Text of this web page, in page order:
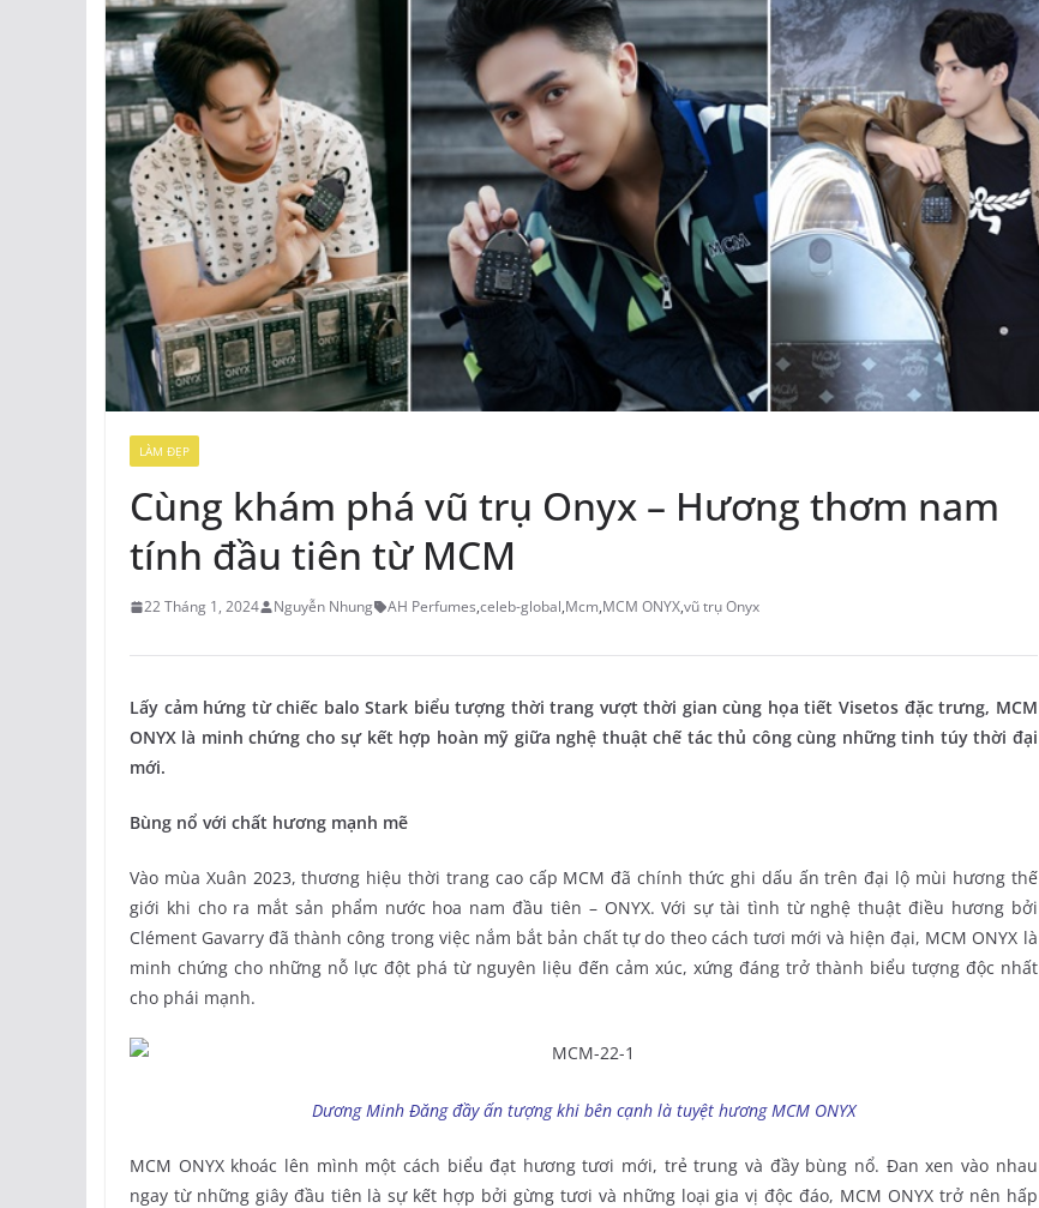
LÀM ĐẸP
Cùng khám phá vũ trụ Onyx – Hương thơm nam
tính đầu tiên từ MCM
22 Tháng 1, 2024 Nguyễn Nhung AH Perfumes,celeb-global,Mcm,MCM ONYX,vũ trụ Onyx
Lấy cảm hứng từ chiếc balo Stark biểu tượng thời trang vượt thời gian cùng họa tiết Visetos đặc trưng, MCM
ONYX là minh chứng cho sự kết hợp hoàn mỹ giữa nghệ thuật chế tác thủ công cùng những tinh túy thời đại
mới.
Bùng nổ với chất hương mạnh mẽ
Vào mùa Xuân 2023, thương hiệu thời trang cao cấp MCM đã chính thức ghi dấu ấn trên đại lộ mùi hương thế
giới khi cho ra mắt sản phẩm nước hoa nam đầu tiên – ONYX. Với sự tài tình từ nghệ thuật điều hương bởi
Clément Gavarry đã thành công trong việc nắm bắt bản chất tự do theo cách tươi mới và hiện đại, MCM ONYX là
minh chứng cho những nỗ lực đột phá từ nguyên liệu đến cảm xúc, xứng đáng trở thành biểu tượng độc nhất
cho phái mạnh.
Dương Minh Đăng đầy ấn tượng khi bên cạnh là tuyệt hương MCM ONYX
MCM ONYX khoác lên mình một cách biểu đạt hương tươi mới, trẻ trung và đầy bùng nổ. Đan xen vào nhau
ngay từ những giây đầu tiên là sự kết hợp bởi gừng tươi và những loại gia vị độc đáo, MCM ONYX trở nên hấp